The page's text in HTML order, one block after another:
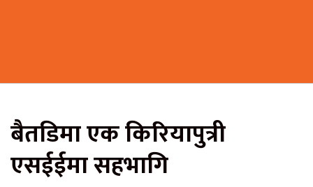
बैतडिमा एक किरियापुत्री
एसईईमा सहभागि